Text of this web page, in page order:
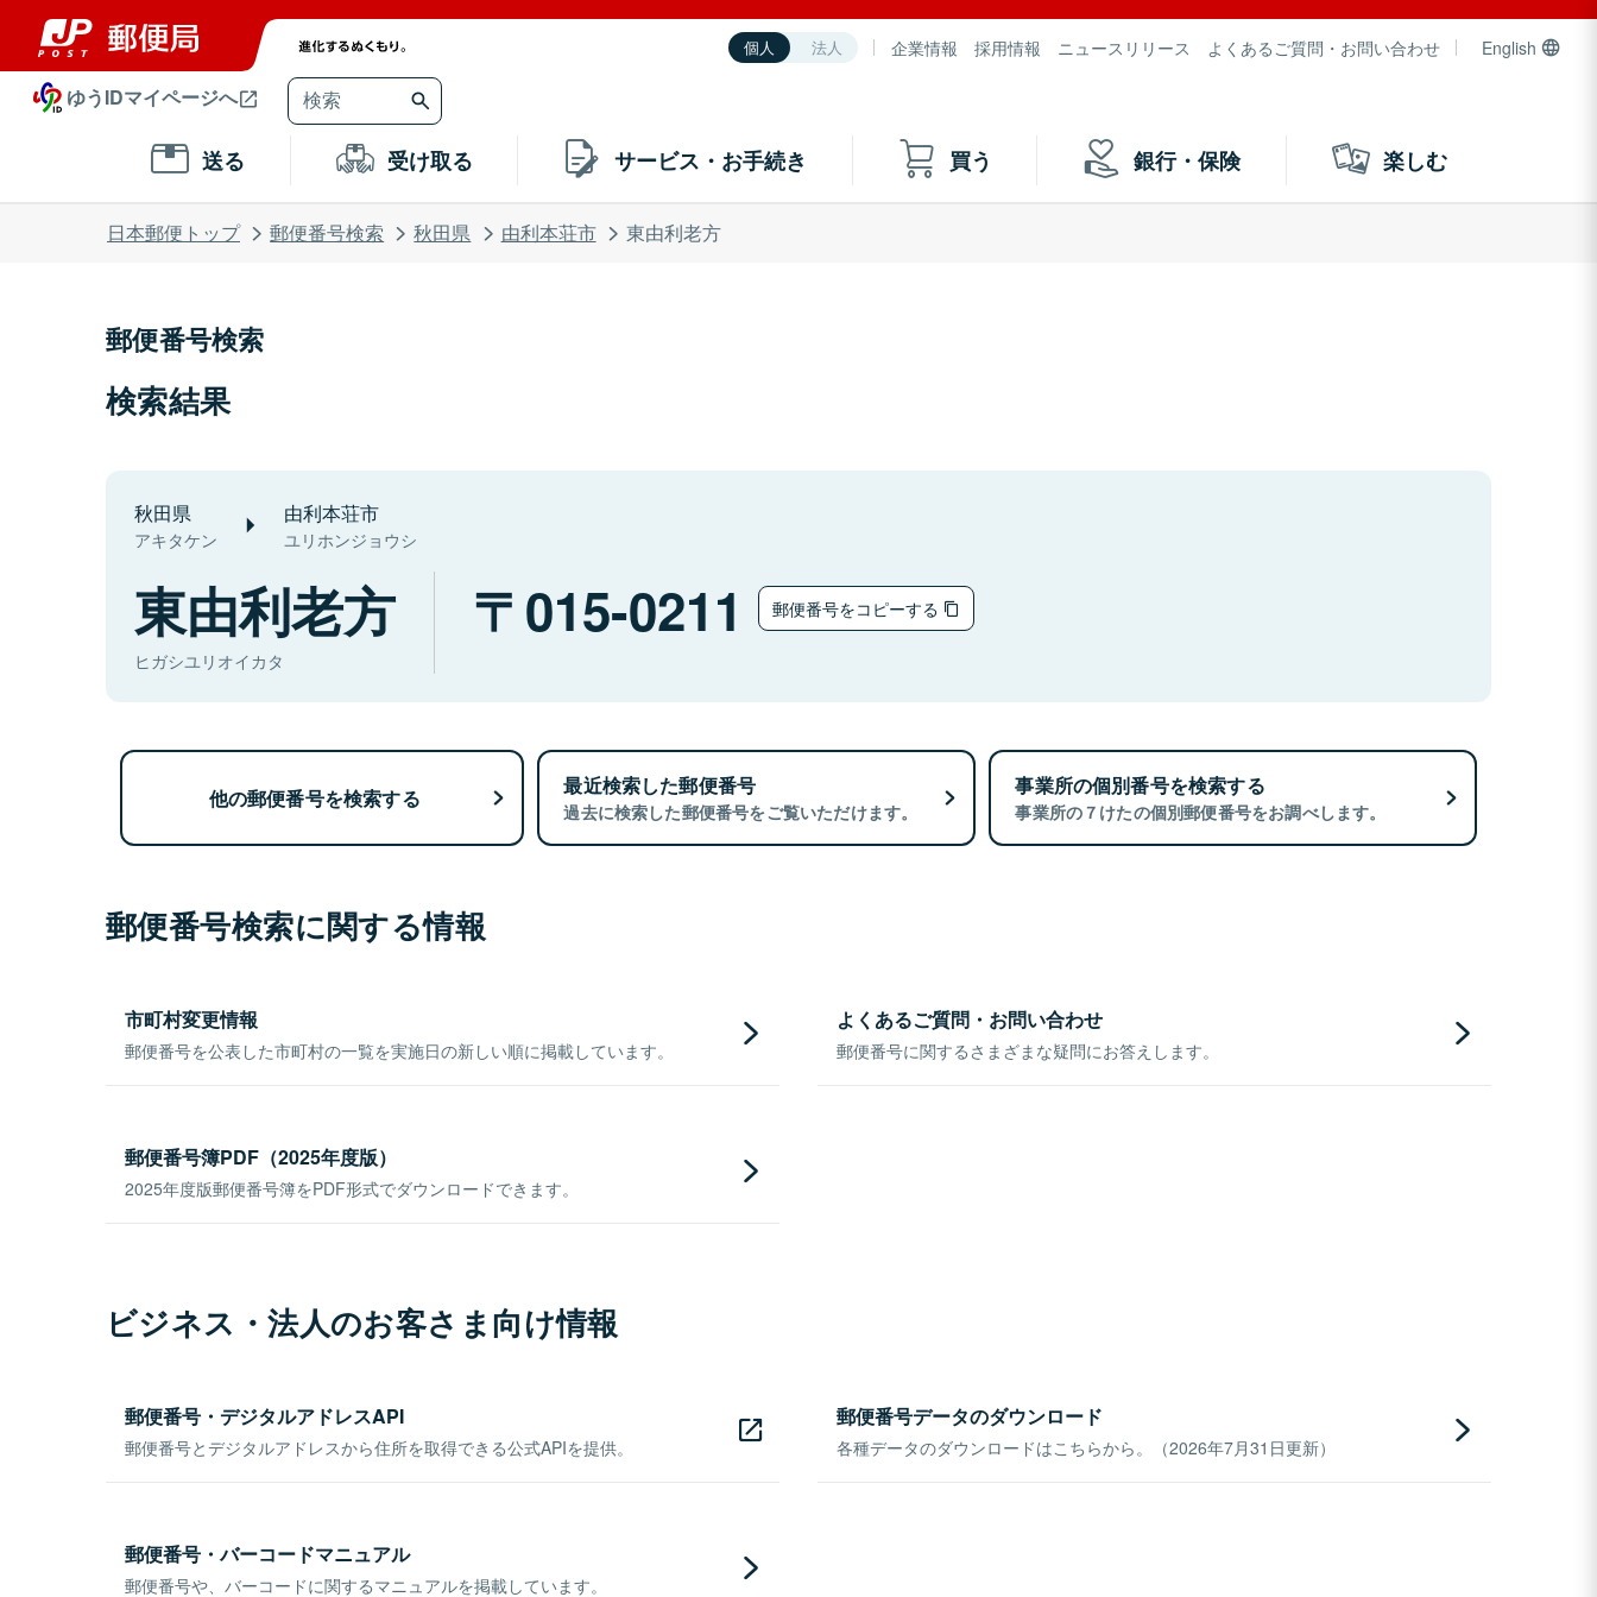
個人 法人 企業情報 採用情報 ニュースリリース よくあるご質問・お問い合わせ English
ゆうIDマイページへ
送る 受け取る サービス・お手続き 買う 銀行・保険 楽しむ
日本郵便トップ 郵便番号検索 秋田県 由利本荘市 東由利老方
郵便番号検索
検索結果
秋田県
アキタケン
由利本荘市
ユリホンジョウシ
東由利老方
ヒガシユリオイカタ
015-0211 郵便番号をコピーする
他の郵便番号を検索する 最近検索した郵便番号
過去に検索した郵便番号をご覧いただけます。
事業所の個別番号を検索する
事業所の７けたの個別郵便番号をお調べします。
郵便番号検索に関する情報
市町村変更情報
郵便番号を公表した市町村の一覧を実施日の新しい順に掲載しています。
よくあるご質問・お問い合わせ
郵便番号に関するさまざまな疑問にお答えします。
郵便番号簿PDF（2025年度版）
2025年度版郵便番号簿をPDF形式でダウンロードできます。
ビジネス・法人のお客さま向け情報
郵便番号・デジタルアドレスAPI
郵便番号とデジタルアドレスから住所を取得できる公式APIを提供。
郵便番号データのダウンロード
各種データのダウンロードはこちらから。（2026年7月31日更新）
郵便番号・バーコードマニュアル
郵便番号や、バーコードに関するマニュアルを掲載しています。